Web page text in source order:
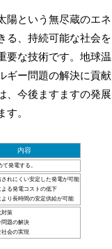
陽という無尽蔵のエネ
る、持続可能な社会を
要な技術です。地球温
ギー問題の解決に貢献
、今後ますますの発展
す。
内容
発電する。
されにくい安定した発電が可能
よる発電コストの低下
より長時間の安定供給が可能
対策
問題の解決
社会の実現